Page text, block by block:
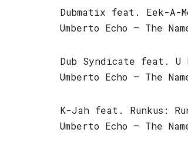
Dubmatix feat. Eek-A-
Umberto Echo – The
Dub Syndicate feat. U
Umberto Echo – The
K-Jah feat. Runkus:
Umberto Echo – The